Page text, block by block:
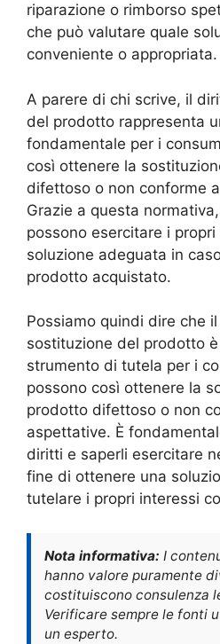
riparazione o rimborso
che può valutare quale
conveniente o appropriata.
A parere di chi scrive, il
del prodotto rappresenta
fondamentale per i
così ottenere la
difettoso o non conforme
Grazie a questa
possono esercitare i
soluzione adeguata in
prodotto acquistato.
Possiamo quindi dire che
sostituzione del prodotto
strumento di tutela per i
possono così ottenere la
prodotto difettoso o non
aspettative. È
diritti e saperli esercitare
fine di ottenere una
tutelare i propri interessi
Nota informativa: I
hanno valore puramente
costituiscono consulenza
Verificare sempre le fonti
un esperto.